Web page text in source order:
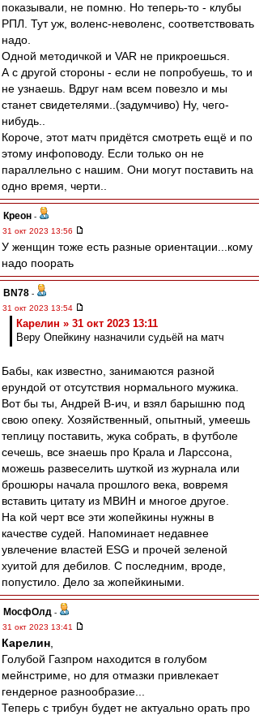
показывали, не помню. Но теперь-то - клубы
РПЛ. Тут уж, воленс-неволенс, соответствовать
надо.
Одной методичкой и VAR не прикроешься.
А с другой стороны - если не попробуешь, то и
не узнаешь. Вдруг нам всем повезло и мы
станет свидетелями..(задумчиво) Ну, чего-
нибудь..
Короче, этот матч придётся смотреть ещё и по
этому инфоповоду. Если только он не
параллельно с нашим. Они могут поставить на
одно время, черти..
Креон -
31 окт 2023 13:56
У женщин тоже есть разные ориентации...кому
надо поорать
BN78 -
31 окт 2023 13:54
Карелин » 31 окт 2023 13:11
Веру Опейкину назначили судьёй на матч
Бабы, как известно, занимаются разной
ерундой от отсутствия нормального мужика.
Вот бы ты, Андрей В-ич, и взял барышню под
свою опеку. Хозяйственный, опытный, умеешь
теплицу поставить, жука собрать, в футболе
сечешь, все знаешь про Крала и Ларссона,
можешь развеселить шуткой из журнала или
брошюры начала прошлого века, вовремя
вставить цитату из МВИН и многое другое.
На кой черт все эти жопейкины нужны в
качестве судей. Напоминает недавнее
увлечение властей ESG и прочей зеленой
хуитой для дебилов. С последним, вроде,
попустило. Дело за жопейкиными.
МосфОлд -
31 окт 2023 13:41
Карелин
Голубой Газпром находится в голубом
мейнстриме, но для отмазки привлекает
гендерное разнообразие...
Теперь с трибун будет не актуально орать про